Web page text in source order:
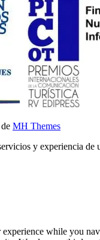
MH Themes
y experiencia
while you